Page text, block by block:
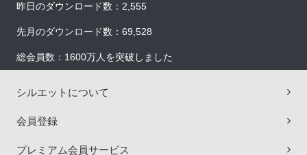
昨日のダウンロード数：2,555
先月のダウンロード数：69,528
総会員数：1600万人を突破しました
シルエットについて
会員登録
プレミアム会員サービス